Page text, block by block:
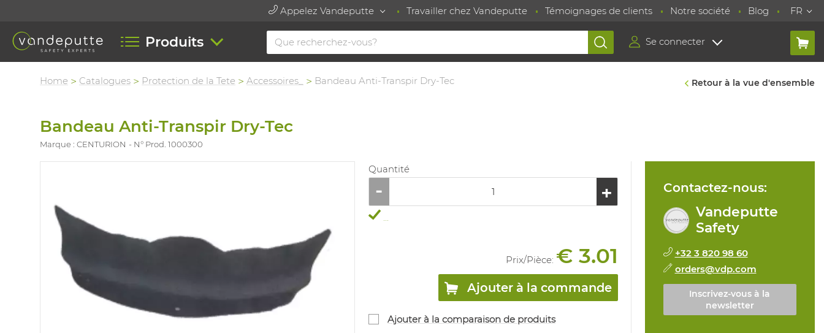
Appelez Vandeputte Travailler chez Vandeputte Témoignages de clients Notre société Blog FR
Produits Se connecter
Home Catalogues Protection de la Tete Accessoires_ Bandeau Anti-Transpir Dry-Tec Retour à la vue d'ensemble
Bandeau Anti-Transpir Dry-Tec
Marque : CENTURION N° Prod. 1000300
Quantité
...
Prix/Pièce: € 3.01
Ajouter à la commande
Ajouter à la comparaison de produits
Contactez-nous:
Vandeputte
Safety
+32 3 820 98 60
orders@vdp.com
Inscrivez-vous à la
newsletter